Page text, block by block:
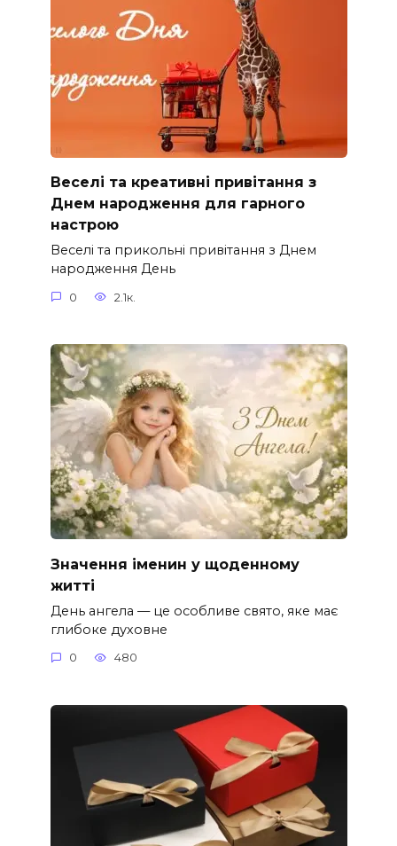
Веселі та креативні привітання з
Днем народження для гарного
настрою
Веселі та прикольні привітання з Днем
народження День
0 2.1к.
Значення іменин у щоденному
житті
День ангела — це особливе свято, яке має
глибоке духовне
0 480